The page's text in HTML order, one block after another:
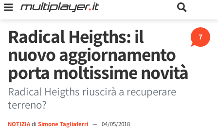
7
Radical Heigths: il
nuovo aggiornamento
porta moltissime novità
Radical Heigths riuscirà a recuperare
terreno?
NOTIZIAdi Simone Tagliaferri — 04/05/2018